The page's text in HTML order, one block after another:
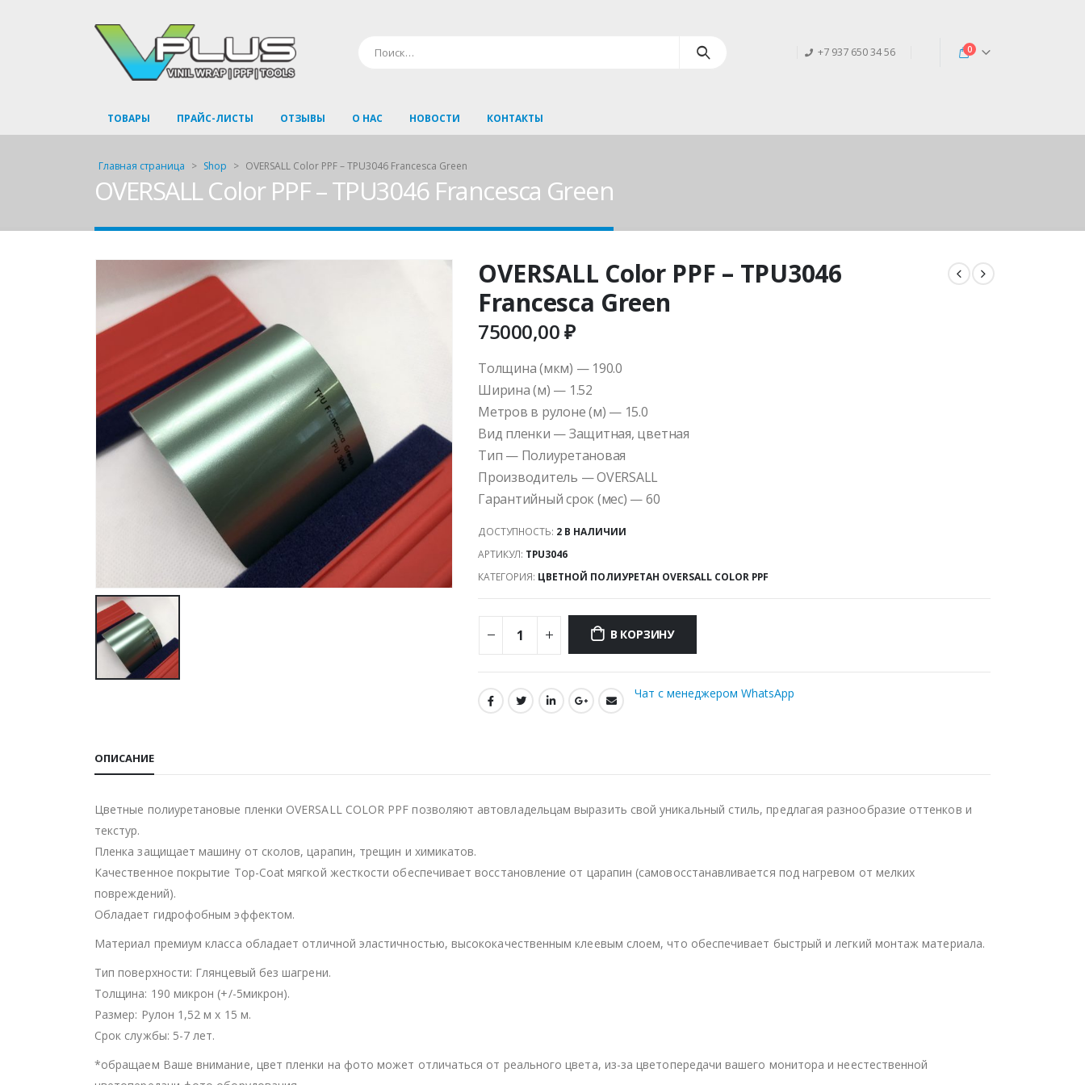
+7 937 650 34 56 0
ТОВАРЫ ПРАЙС-ЛИСТЫ ОТЗЫВЫ О НАС НОВОСТИ КОНТАКТЫ
Главная страница > Shop > OVERSALL Color PPF – TPU3046 Francesca Green
OVERSALL Color PPF – TPU3046 Francesca Green
OVERSALL Color PPF – TPU3046
Francesca Green
75000,00₽
Толщина (мкм) — 190.0
Ширина (м) — 1.52
Метров в рулоне (м) — 15.0
Вид пленки — Защитная, цветная
Тип — Полиуретановая
Производитель — OVERSALL
Гарантийный срок (мес) — 60
ДОСТУПНОСТЬ: 2 В НАЛИЧИИ
АРТИКУЛ: TPU3046
КАТЕГОРИЯ: ЦВЕТНОЙ ПОЛИУРЕТАН OVERSALL COLOR PPF
В КОРЗИНУ
Чат с менеджером WhatsApp
ОПИСАНИЕ
Цветные полиуретановые пленки OVERSALL COLOR PPF позволяют автовладельцам выразить свой уникальный стиль, предлагая разнообразие оттенков и
текстур.
Пленка защищает машину от сколов, царапин, трещин и химикатов.
Качественное покрытие Top-Coat мягкой жесткости обеспечивает восстановление от царапин (самовосстанавливается под нагревом от мелких
повреждений).
Обладает гидрофобным эффектом.
Материал премиум класса обладает отличной эластичностью, высококачественным клеевым слоем, что обеспечивает быстрый и легкий монтаж материала.
Тип поверхности: Глянцевый без шагрени.
Толщина: 190 микрон (+/-5микрон).
Размер: Рулон 1,52 м х 15 м.
Срок службы: 5-7 лет.
*обращаем Ваше внимание, цвет пленки на фото может отличаться от реального цвета, из-за цветопередачи вашего монитора и неестественной